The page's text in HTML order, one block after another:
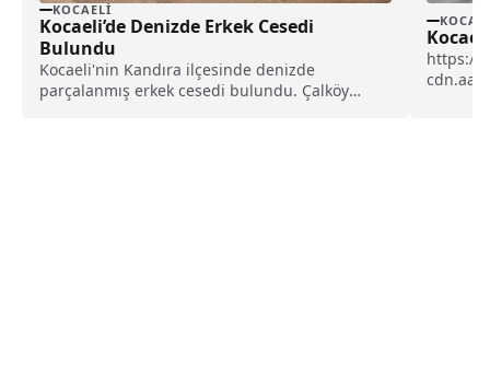
KOCAELI
Kocaeli’de Denizde Erkek Cesedi
Bulundu
Kocaeli'nin Kandıra ilçesinde denizde
parçalanmış erkek cesedi bulundu. Çalköy
https://